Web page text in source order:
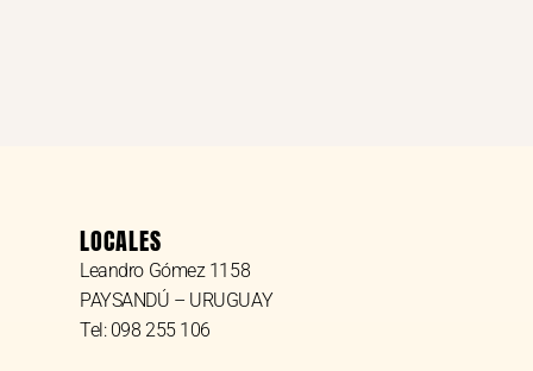
LOCALES
Leandro Gómez 1158
PAYSANDÚ – URUGUAY
Tel: 098 255 106